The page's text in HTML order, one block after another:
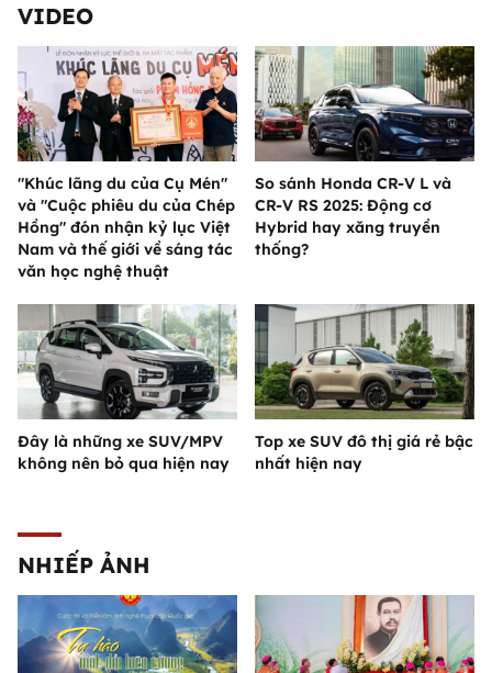
VIDEO
"Khúc lãng du của Cụ Mén"
và "Cuộc phiêu du của Chép
Hồng" đón nhận kỷ lục Việt
Nam và thế giới về sáng tác
văn học nghệ thuật
So sánh Honda CR-V L và
CR-V RS 2025: Động cơ
Hybrid hay xăng truyền
thống?
Đây là những xe SUV/MPV
không nên bỏ qua hiện nay
Top xe SUV đô thị giá rẻ bậc
nhất hiện nay
NHIẾP ẢNH